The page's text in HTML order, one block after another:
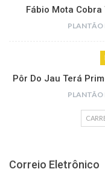
Fábio Mota
Pôr Do Jau Terá
Correio Eletrônico